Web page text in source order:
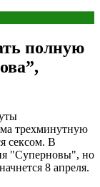
полную
трехминутную
сексом. В
"Суперновы", но
8 апреля.